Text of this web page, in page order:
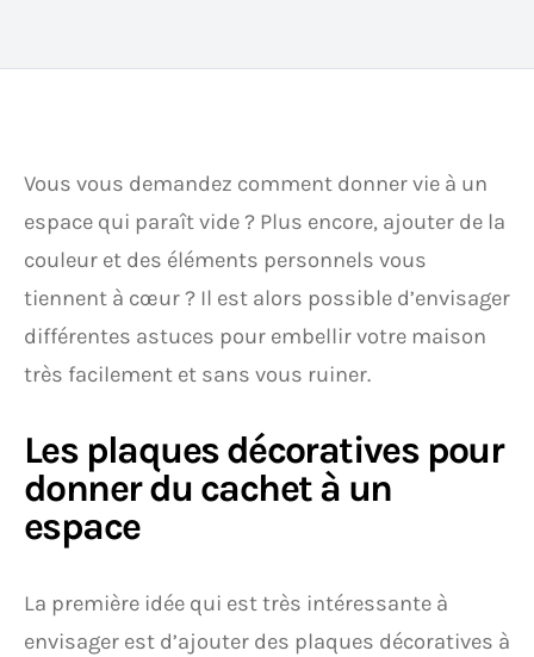
Vous vous demandez comment donner vie à un
espace qui paraît vide ? Plus encore, ajouter de la
couleur et des éléments personnels vous
tiennent à cœur ? Il est alors possible d’envisager
différentes astuces pour embellir votre maison
très facilement et sans vous ruiner.
Les plaques décoratives pour
donner du cachet à un
espace
La première idée qui est très intéressante à
envisager est d’ajouter des plaques décoratives à